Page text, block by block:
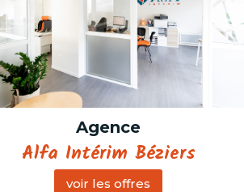
Agence
Alfa Intérim Béziers
voir les offres